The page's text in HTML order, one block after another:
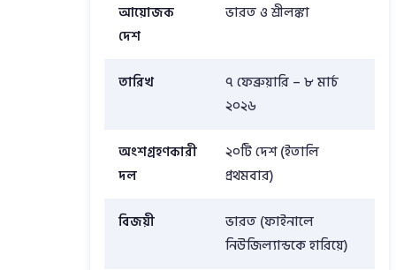
আয়োজক
দেশ
ভারত ও শ্রীলঙ্কা
তারিখ
৭ ফেব্রুয়ারি – ৮ মার্চ
২০২৬
অংশগ্রহণকারী
দল
২০টি দেশ (ইতালি
প্রথমবার)
বিজয়ী
ভারত (ফাইনালে
নিউজিল্যান্ডকে হারিয়ে)